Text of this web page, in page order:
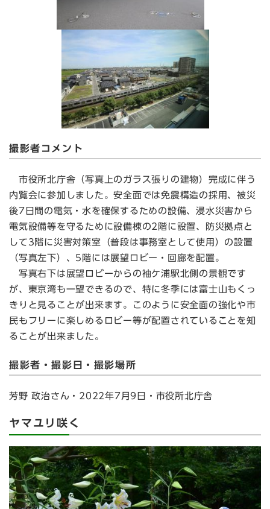
撮影者コメント
市役所北庁舎（写真上のガラス張りの建物）完成に伴う
内覧会に参加しました。安全面では免震構造の採用、被災
後7日間の電気・水を確保するための設備、浸水災害から
電気設備等を守るために設備棟の2階に設置、防災拠点と
して3階に災害対策室（普段は事務室として使用）の設置
（写真左下）、5階には展望ロビー・回廊を配置。
写真右下は展望ロビーからの袖ケ浦駅北側の景観です
が、東京湾も一望できるので、特に冬季には富士山もくっ
きりと見ることが出来ます。このように安全面の強化や市
民もフリーに楽しめるロビー等が配置されていることを知
ることが出来ました。
撮影者・撮影日・撮影場所
芳野 政治さん・2022年7月9日・市役所北庁舎
ヤマユリ咲く